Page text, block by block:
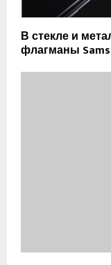
В стекле и
флагманы